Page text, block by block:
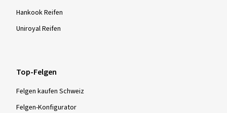
Hankook Reifen
Uniroyal Reifen
Top-Felgen
Felgen kaufen Schweiz
Felgen-Konfigurator